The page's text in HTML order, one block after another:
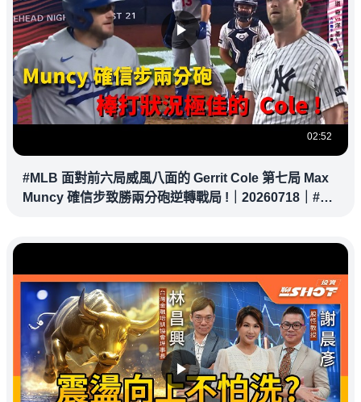
02:52
#MLB 面對前六局威風八面的 Gerrit Cole 第七局 Max
Muncy 確信步致勝兩分砲逆轉戰局 !｜20260718｜#洛